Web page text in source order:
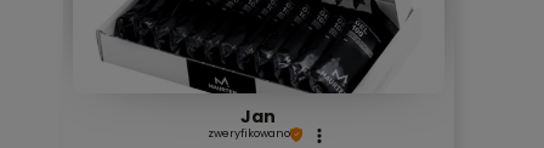
Jan
zweryfikowano